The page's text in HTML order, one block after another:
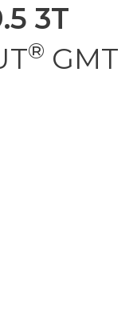
3T
® GMT